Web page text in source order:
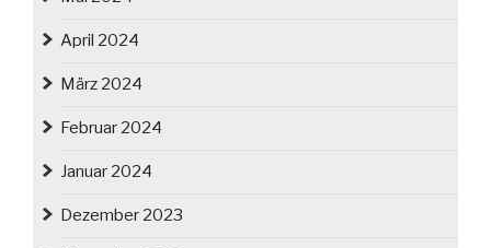
April 2024
März 2024
Februar 2024
Januar 2024
Dezember 2023